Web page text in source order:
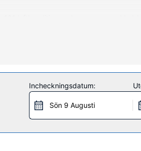
Badrummen har badkar/
Incheckningsdatum:
Sön 9 Augusti